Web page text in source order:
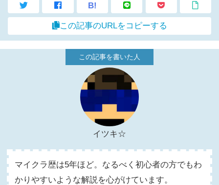
B!
この記事のURLをコピーする
イツキ☆
マイクラ歴は5年ほど。なるべく初心者の方でもわ
かりやすいような解説を心がけています。